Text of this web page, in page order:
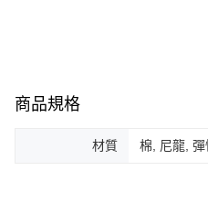
商品規格
材質 棉, 尼龍,